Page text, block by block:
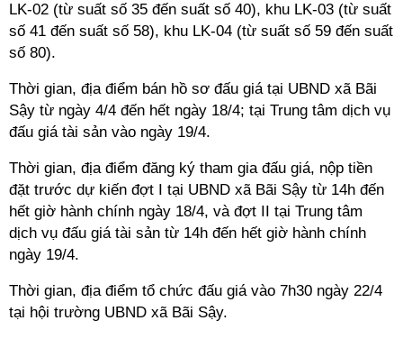
LK-02 (từ suất số 35 đến suất số 40), khu LK-03 (từ suất
số 41 đến suất số 58), khu LK-04 (từ suất số 59 đến suất
số 80).
Thời gian, địa điểm bán hồ sơ đấu giá tại UBND xã Bãi
Sậy từ ngày 4/4 đến hết ngày 18/4; tại Trung tâm dịch vụ
đấu giá tài sản vào ngày 19/4.
Thời gian, địa điểm đăng ký tham gia đấu giá, nộp tiền
đặt trước dự kiến đợt I tại UBND xã Bãi Sậy từ 14h đến
hết giờ hành chính ngày 18/4, và đợt II tại Trung tâm
dịch vụ đấu giá tài sản từ 14h đến hết giờ hành chính
ngày 19/4.
Thời gian, địa điểm tổ chức đấu giá vào 7h30 ngày 22/4
tại hội trường UBND xã Bãi Sậy.